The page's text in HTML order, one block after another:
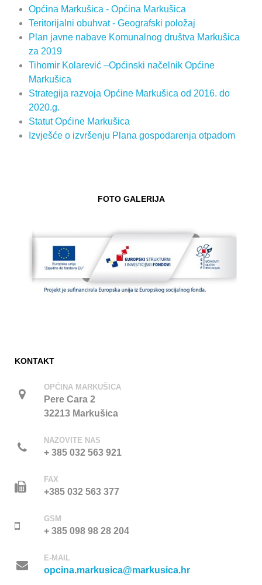
Općina Markušica - Općina Markušica
Teritorijalni obuhvat - Geografski položaj
Plan javne nabave Komunalnog društva Markušica
za 2019
Tihomir Kolarević –Općinski načelnik Općine
Markušica
Strategija razvoja Općine Markušica od 2016. do
2020.g.
Statut Općine Markušica
Izvješće o izvršenju Plana gospodarenja otpadom
FOTO GALERIJA
KONTAKT
OPĆINA MARKUŠICA
Pere Cara 2
32213 Markušica
NAZOVITE NAS
+ 385 032 563 921
FAX
+385 032 563 377
GSM
+ 385 098 98 28 204
E-MAIL
opcina.markusica@markusica.hr